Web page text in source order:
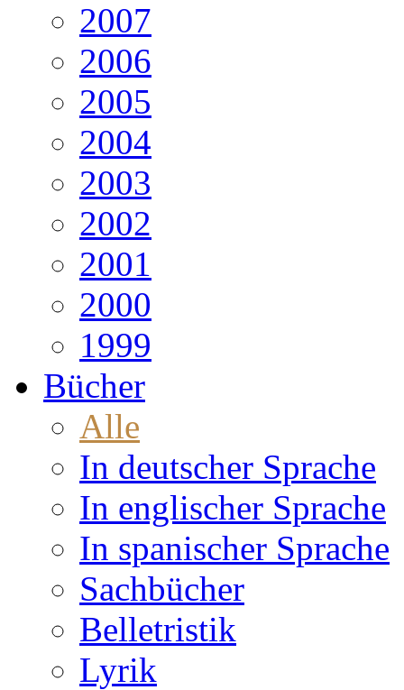
2007
2006
2005
2004
2003
2002
2001
2000
1999
Bücher
Alle
In deutscher Sprache
In englischer Sprache
In spanischer Sprache
Sachbücher
Belletristik
Lyrik